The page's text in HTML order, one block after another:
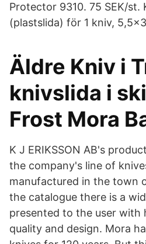
Protector 9310. 75 SEK/st.
(plastslida) för 1 kniv,
Äldre Kniv i
knivslida i
Frost Mora
K J ERIKSSON AB's
the company's line of
manufactured in the town
the catalogue there is a
presented to the user with
quality and design. Mora